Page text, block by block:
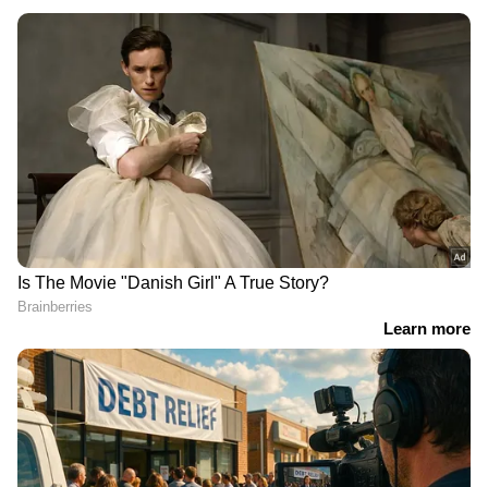
അറിയൂ. നിങ്ങളുടെ പ്രിയ ക്രിക്കറ്റ്ടീ
മുകളുടെ പ്രകടനങ്ങൾ, ആവേശകരമായ
നിമിഷങ്ങൾ, മത്സരം കഴിഞ്ഞുള്ള
വിശകലനങ്ങൾ — എല്ലാം ഇപ്പോൾAsianet
News Malayalamമലയാളത്തിൽ തന്നെ!